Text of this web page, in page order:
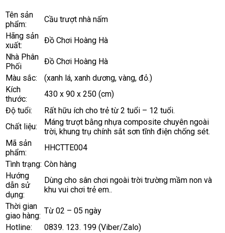
Tên sản
phẩm:
Cầu trượt nhà nấm
Hãng sản
xuất:
Đồ Chơi Hoàng Hà
Nhà Phân
Phối
Đồ Chơi Hoàng Hà
Màu sắc:
(xanh lá, xanh dương, vàng, đỏ.)
Kích
thước:
430 x 90 x 250 (cm)
Độ tuổi:
Rất hữu ích cho trẻ từ 2 tuổi – 12 tuổi.
Chất liệu:
Máng trượt bằng nhựa composite chuyên ngoài
trời, khung trụ chính sắt sơn tĩnh điện chống sét.
Mã sản
phẩm:
HHCTTE004
Tình trạng: Còn hàng
Hướng
dẫn sử
dụng:
Dùng cho sân chơi ngoài trời trường mầm non và
khu vui chơi trẻ em..
Thời gian
giao hàng:
Từ 02 – 05 ngày
Hotline:
0839. 123. 199 (Viber/Zalo)